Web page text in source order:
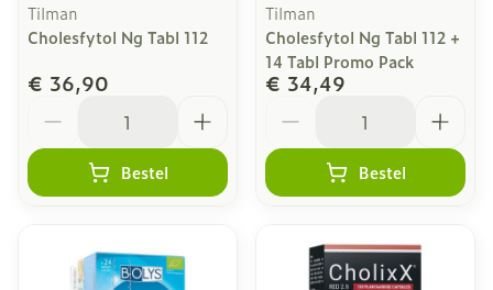
Tilman
Cholesfytol Ng Tabl 112
€ 36,90
Bestel
Tilman
Cholesfytol Ng Tabl 112 +
14 Tabl Promo Pack
€ 34,49
Bestel